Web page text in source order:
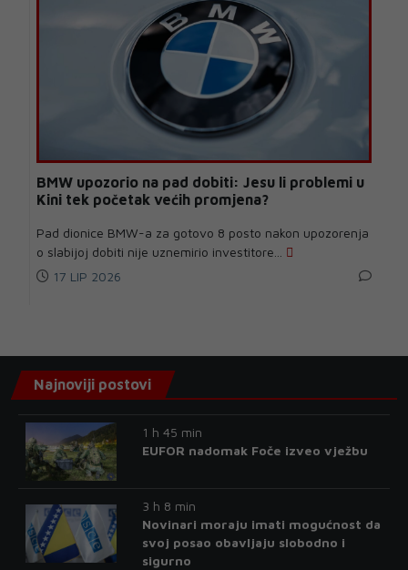
BMW upozorio na pad dobiti: Jesu li problemi u
Kini tek početak većih promjena?
Pad dionice BMW-a za gotovo 8 posto nakon upozorenja
o slabijoj dobiti nije uznemirio investitore...
17 LIP 2026
Najnoviji postovi
1 h 45 min
EUFOR nadomak Foče izveo vježbu
3 h 8 min
Novinari moraju imati mogućnost da
svoj posao obavljaju slobodno i
sigurno